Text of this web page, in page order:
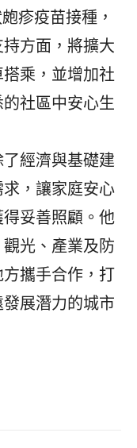
疹疫苗接種，
方面，將擴大
乘，並增加社
社區中安心生
經濟與基礎建
，讓家庭安心
妥善照顧。他
光、產業及防
攜手合作，打
展潛力的城市